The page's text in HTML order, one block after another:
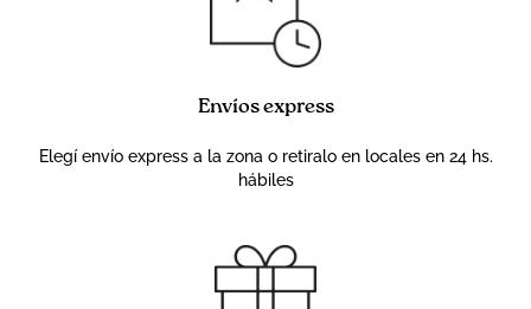
Envíos express
Elegí envío express a la zona o retiralo en locales en 24 hs.
hábiles